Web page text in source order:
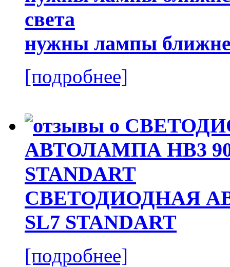
нужны лампы
[подробнее]
СВЕТОДИОДНАЯ
SL7 STANDART
[подробнее]